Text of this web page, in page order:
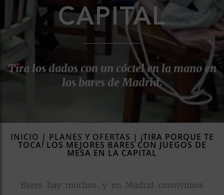
CAPITAL
Tira los dados con un cóctel en la mano en
los bares de Madrid.
INICIO | PLANES Y OFERTAS | ¡TIRA PORQUE TE
TOCA! LOS MEJORES BARES CON JUEGOS DE
MESA EN LA CAPITAL
Bares hay muchos…y en Madrid convivimos